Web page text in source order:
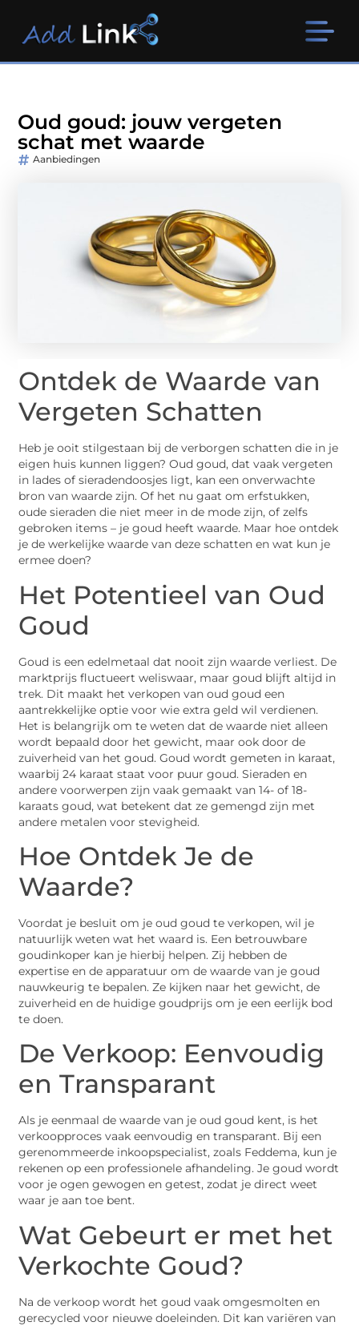
Oud goud: jouw vergeten
schat met waarde
Aanbiedingen
Ontdek de Waarde van
Vergeten Schatten
Heb je ooit stilgestaan bij de verborgen schatten die in je
eigen huis kunnen liggen? Oud goud, dat vaak vergeten
in lades of sieradendoosjes ligt, kan een onverwachte
bron van waarde zijn. Of het nu gaat om erfstukken,
oude sieraden die niet meer in de mode zijn, of zelfs
gebroken items – je goud heeft waarde. Maar hoe ontdek
je de werkelijke waarde van deze schatten en wat kun je
ermee doen?
Het Potentieel van Oud
Goud
Goud is een edelmetaal dat nooit zijn waarde verliest. De
marktprijs fluctueert weliswaar, maar goud blijft altijd in
trek. Dit maakt het verkopen van oud goud een
aantrekkelijke optie voor wie extra geld wil verdienen.
Het is belangrijk om te weten dat de waarde niet alleen
wordt bepaald door het gewicht, maar ook door de
zuiverheid van het goud. Goud wordt gemeten in karaat,
waarbij 24 karaat staat voor puur goud. Sieraden en
andere voorwerpen zijn vaak gemaakt van 14- of 18-
karaats goud, wat betekent dat ze gemengd zijn met
andere metalen voor stevigheid.
Hoe Ontdek Je de
Waarde?
Voordat je besluit om je oud goud te verkopen, wil je
natuurlijk weten wat het waard is. Een betrouwbare
goudinkoper kan je hierbij helpen. Zij hebben de
expertise en de apparatuur om de waarde van je goud
nauwkeurig te bepalen. Ze kijken naar het gewicht, de
zuiverheid en de huidige goudprijs om je een eerlijk bod
te doen.
De Verkoop: Eenvoudig
en Transparant
Als je eenmaal de waarde van je oud goud kent, is het
verkoopproces vaak eenvoudig en transparant. Bij een
gerenommeerde inkoopspecialist, zoals Feddema, kun je
rekenen op een professionele afhandeling. Je goud wordt
voor je ogen gewogen en getest, zodat je direct weet
waar je aan toe bent.
Wat Gebeurt er met het
Verkochte Goud?
Na de verkoop wordt het goud vaak omgesmolten en
gerecycled voor nieuwe doeleinden. Dit kan variëren van